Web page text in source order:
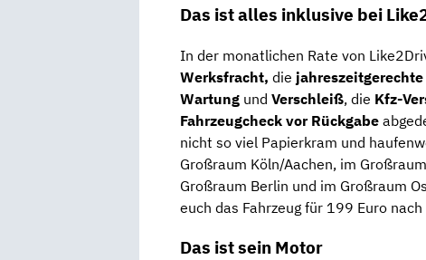
Das ist alles inklusive bei
In der monatlichen Rate von
Werksfracht, die
Wartung und Verschleiß, die Kfz-
Fahrzeugcheck vor Rückgabe
nicht so viel Papierkram und
Großraum Köln/Aachen, im
Großraum Berlin und im Großraum
euch das Fahrzeug für 199 Euro
Das ist sein Motor